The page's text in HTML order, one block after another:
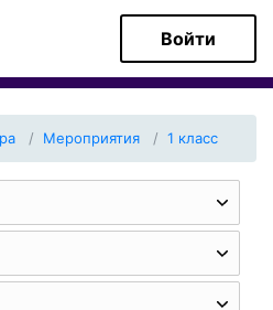
Войти
Мероприятия 1 класс